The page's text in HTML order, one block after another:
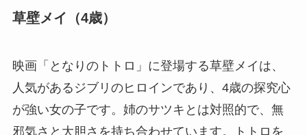
草壁メイ（4歳）
映画「となりのトトロ」に登場する草壁メイは、
人気があるジブリのヒロインであり、4歳の探究心
が強い女の子です。姉のサツキとは対照的で、無
邪気さと大胆さを持ち合わせています。トトロを